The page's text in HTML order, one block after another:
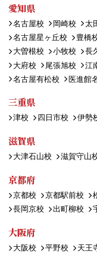
愛知県
名古屋校 岡崎校 太
名古屋星ヶ丘校
豊橋
大曽根校
小牧校 長
大府校
尾張旭校 江
名古屋有松校
医進館
三重県
津校 四日市校 伊勢
滋賀県
大津石山校 滋賀守山
京都府
京都校 京都駅前校
長岡京校
出町柳校
大阪府
大阪校 平野校 天王